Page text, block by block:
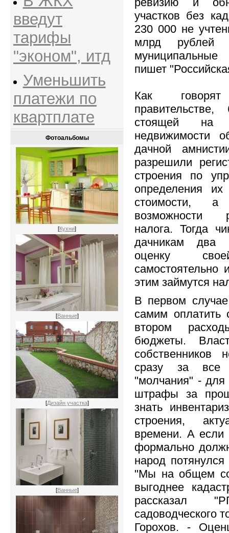
введут
тарифы
"эконом", итд
Уменьшить
платежи по
квартплате
Фотоальбомы
[Кухни]
[Ванные]
[Дизайн участка]
[Ванные]
участков без
230 000 не
млрд рублей
пишет
Как
стоящей на
недвижимости
дачной
разрешили
строения по
определения их
стоимости,
возможности
налога. Тогда
дачникам два
оценку
самостоятельно
этим займутся
В первом
самим оплатить
втором
бюджеты.
собственников
сразу за все
"молчания" - для
штрафы за
знать
строения,
времени. А если
формально
народ
"Мы на общем
выгоднее
рассказал
садоводческого
Горохов. -